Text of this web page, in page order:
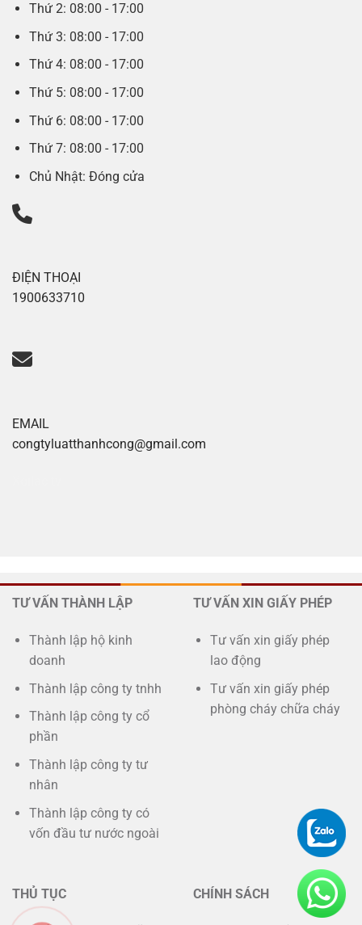
Thứ 2: 08:00 - 17:00
Thứ 3: 08:00 - 17:00
Thứ 4: 08:00 - 17:00
Thứ 5: 08:00 - 17:00
Thứ 6: 08:00 - 17:00
Thứ 7: 08:00 - 17:00
Chủ Nhật: Đóng cửa
ĐIỆN THOẠI
1900633710
EMAIL
congtyluatthanhcong@gmail.com
TƯ VẤN THÀNH LẬP
Thành lập hộ kinh
doanh
Thành lập công ty tnhh
Thành lập công ty cổ
phần
Thành lập công ty tư
nhân
Thành lập công ty có
vốn đầu tư nước ngoài
TƯ VẤN XIN GIẤY PHÉP
Tư vấn xin giấy phép
lao động
Tư vấn xin giấy phép
phòng cháy chữa cháy
THỦ TỤC CHÍNH SÁCH